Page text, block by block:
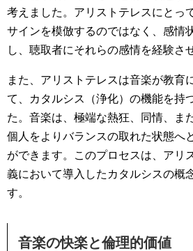
考えました。アリストテレスにとっ
サインを模倣するのではなく、感情
し、聴取者にそれらの感情を経験さ
また、アリストテレスは音楽が教育
て、カタルシス（浄化）の機能を持
た。音楽は、極端な熱狂、同情、ま
個人をよりバランスの取れた状態へ
ができます。このプロセスは、アリ
義において導入したカタルシスの概
す。
音楽の快楽と倫理的価値